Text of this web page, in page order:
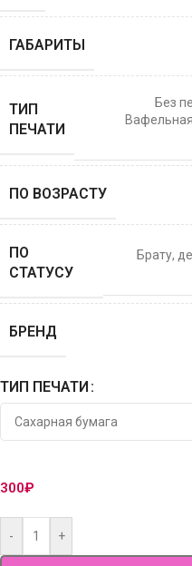
ГАБАРИТЫ
ТИП
ПЕЧАТИ
Без
ПО ВОЗРАСТУ
ПО
СТАТУСУ
Брату,
БРЕНД
ТИП ПЕЧАТИ
300₽
- +